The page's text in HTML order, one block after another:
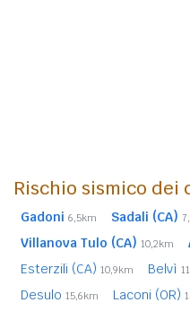
Rischio sismico dei
Gadoni 6,5km Sadali (CA)
Villanova Tulo (CA) 10,2km
Esterzili (CA) 10,9km Belvì
Desulo 15,6km Laconi (OR)